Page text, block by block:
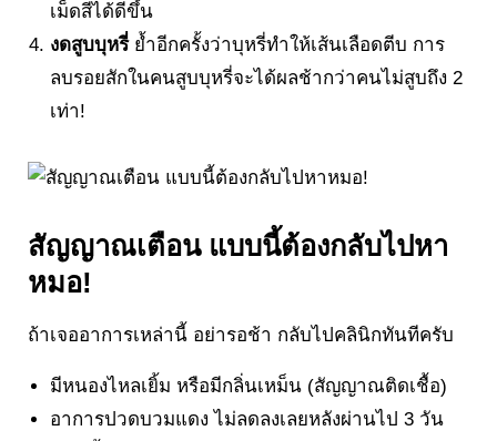
เม็ดสีได้ดีขึ้น
งดสูบบุหรี่ย้ำอีกครั้งว่าบุหรี่ทำให้เส้นเลือดตีบ การ
ลบรอยสักในคนสูบบุหรี่จะได้ผลช้ากว่าคนไม่สูบถึง 2
เท่า!
สัญญาณเตือน แบบนี้ต้องกลับไปหา
หมอ!
ถ้าเจออาการเหล่านี้ อย่ารอช้า กลับไปคลินิกทันทีครับ
มีหนองไหลเยิ้ม หรือมีกลิ่นเหม็น (สัญญาณติดเชื้อ)
อาการปวดบวมแดง ไม่ลดลงเลยหลังผ่านไป 3 วัน